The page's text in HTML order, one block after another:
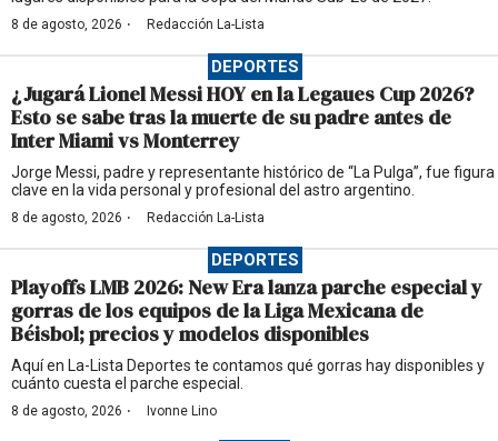
8 de agosto, 2026 · Redacción La-Lista
DEPORTES
¿Jugará Lionel Messi HOY en la Legaues Cup 2026?
Esto se sabe tras la muerte de su padre antes de
Inter Miami vs Monterrey
Jorge Messi, padre y representante histórico de “La Pulga”, fue figura
clave en la vida personal y profesional del astro argentino.
8 de agosto, 2026 · Redacción La-Lista
DEPORTES
Playoffs LMB 2026: New Era lanza parche especial y
gorras de los equipos de la Liga Mexicana de
Béisbol; precios y modelos disponibles
Aquí en La-Lista Deportes te contamos qué gorras hay disponibles y
cuánto cuesta el parche especial.
8 de agosto, 2026 · Ivonne Lino